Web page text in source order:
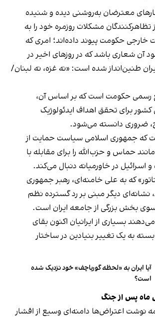
معترضان به‌روشنی دیده و شنیده
مشکلات روزمره خود را به
حکومت پیوند داده‌اند؛ امری که
آن شعاری باشد که در روزهای اخیر در
طنین‌انداز شده است: «نه غزه، نه لبنان/
رسمی حکومت است که بر اساس آن،
کشور برای تحقق اهداف ایدئولوژیک
ضروری دانسته می‌شود.
که جمهوری اسلامی سیاست حمایت از
حماس و حزب‌الله را برای مقابله با
اسرائیل در خاورمیانه دنبال می‌کند.
که به علی خامنه‌ای، رهبر جمهوری
نشانه‌ای دیگر مبنی بر رد گسترده نظم
بخش بزرگی از جامعه ایران است.
بسیاری از ایرانیان اکنون بقای
به یک تغییر بنیادین در ساختار
آیا ایران به «لحظه گورباچف» خود نزدیک شده
است؟
ماه پس از جنگ
نوشت اعتراض‌ها دامنه‌ای وسیع از اقشار